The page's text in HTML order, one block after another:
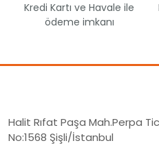
Kredi Kartı ve Havale ile
ödeme imkanı
Halit Rıfat Paşa Mah.Perpa
No:1568 Şişli/İstanbul